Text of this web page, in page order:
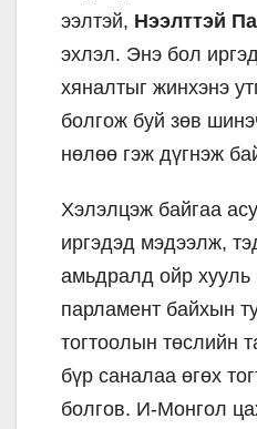
ээлтэй, Нээлттэй
эхлэл. Энэ бол
хяналтыг жинхэнэ
болгож буй зөв
нөлөө гэж дүгнэж
Хэлэлцэж байгаа
иргэдэд мэдээлж,
амьдралд ойр хууль
парламент байхын
тогтоолын төслийн
бүр саналаа өгөх
болгов. И-Монгол